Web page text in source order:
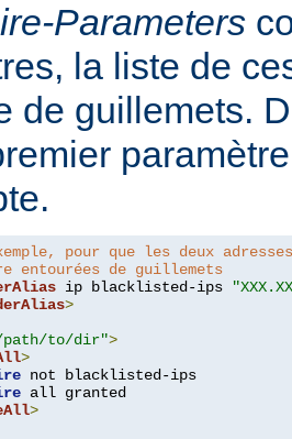
Parameters
la liste de
de guillemets.
pour que les deux
entourées de guillemets
ip blacklisted-ips
>
to/dir">
>
not blacklisted-ips
all granted
>